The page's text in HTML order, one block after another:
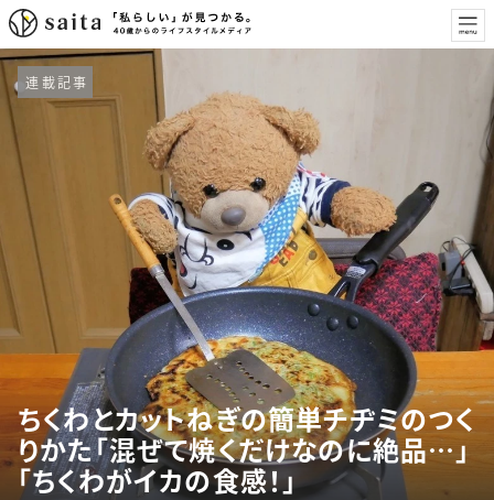
連載記事
ちくわとカットねぎの簡単チヂミのつく
りかた「混ぜて焼くだけなのに絶品…」
「ちくわがイカの食感！」